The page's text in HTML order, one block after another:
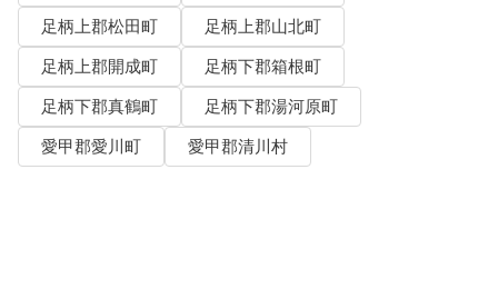
足柄上郡松田町
足柄上郡山北町
足柄上郡開成町
足柄下郡箱根町
足柄下郡真鶴町
足柄下郡湯河原町
愛甲郡愛川町
愛甲郡清川村